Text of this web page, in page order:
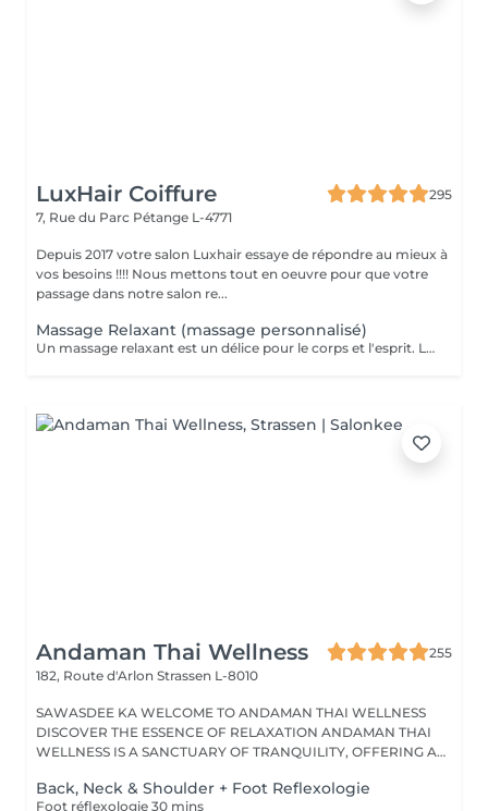
LuxHair Coiffure
295
7, Rue du Parc Pétange L-4771
Depuis 2017 votre salon Luxhair essaye de répondre au mieux à
vos besoins !!!! Nous mettons tout en oeuvre pour que votre
passage dans notre salon re...
Massage Relaxant (massage personnalisé)
Un massage relaxant est un délice pour le corps et l'esprit. Le massage est la méthode la plus ancienne pour se régénérer, un moyen simple de retrouver un état d'esprit serein en un instant. Pour être au top de votre forme au quotidien, il est important de vous réserver un peu de temps pour vous. Rechargez vos batteries et dites bye bye au stress !
Andaman Thai Wellness
255
182, Route d'Arlon Strassen L-8010
SAWASDEE KA WELCOME TO ANDAMAN THAI WELLNESS
DISCOVER THE ESSENCE OF RELAXATION ANDAMAN THAI
WELLNESS IS A SANCTUARY OF TRANQUILITY, OFFERING A
Back, Neck & Shoulder + Foot Reflexologie
Foot réflexologie 30 mins